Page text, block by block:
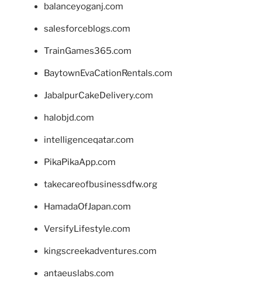
balanceyoganj.com
salesforceblogs.com
TrainGames365.com
BaytownEvaCationRentals.com
JabalpurCakeDelivery.com
halobjd.com
intelligenceqatar.com
PikaPikaApp.com
takecareofbusinessdfw.org
HamadaOfJapan.com
VersifyLifestyle.com
kingscreekadventures.com
antaeuslabs.com